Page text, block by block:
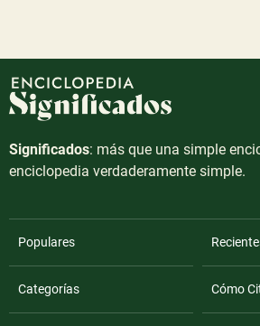
Significados: más que una simple
enciclopedia verdaderamente simple.
Populares
Categorías Cómo